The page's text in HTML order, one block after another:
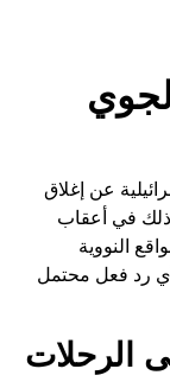
عن إغلاق
في أعقاب
النووية
لأي رد فعل محتمل
الرحلات